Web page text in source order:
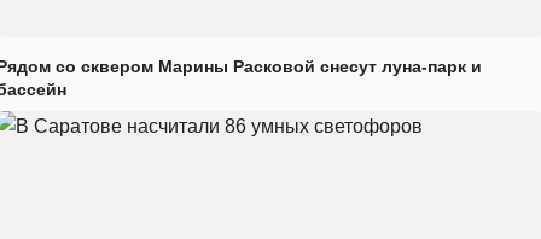
со сквером Марины Расковой снесут луна-парк и